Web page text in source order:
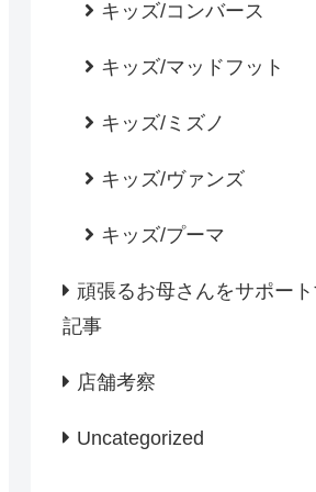
キッズ/コンバース
キッズ/マッドフット
キッズ/ミズノ
キッズ/ヴァンズ
キッズ/プーマ
頑張るお母さんをサポー
記事
店舗考察
Uncategorized